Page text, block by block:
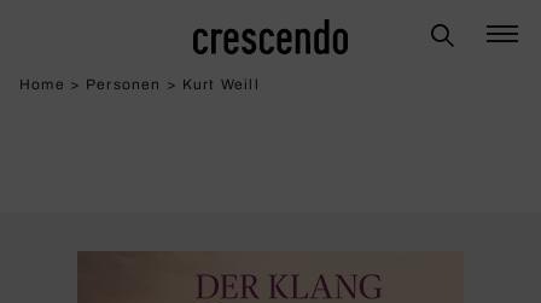
Home > Personen > Kurt Weill